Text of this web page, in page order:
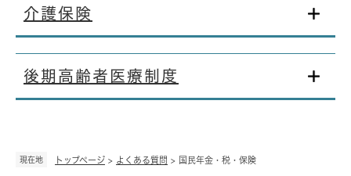
現在地 トップページ > よくある質問 > 国民年金・税・保険
介護保険
後期高齢者医療制度